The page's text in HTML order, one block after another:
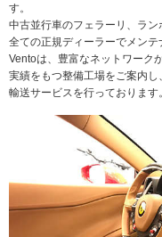
す。
中古並行車のフェラーリ、ラ
全ての正規ディーラーでメンテ
Ventoは、豊富なネットワーク
実績をもつ整備工場をご案内
輸送サービスを行っております。